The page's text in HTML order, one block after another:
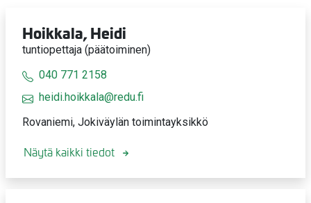
Hoikkala, Heidi
tuntiopettaja (päätoiminen)
040 771 2158
heidi.hoikkala@redu.fi
Rovaniemi, Jokiväylän toimintayksikkö
Näytä kaikki tiedot